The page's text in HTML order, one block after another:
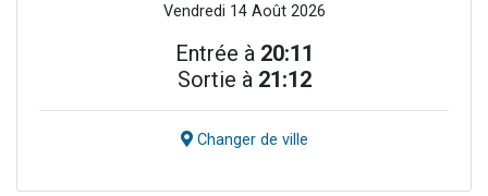
Vendredi 14 Août 2026
Entrée à 20:11
Sortie à 21:12
Changer de ville